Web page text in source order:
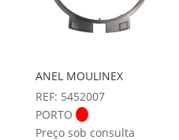
ANEL MOULINEX
REF: 5452007
PORTO
Preço sob consulta